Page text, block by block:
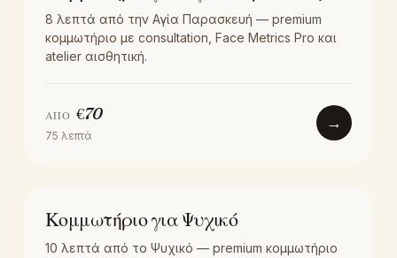
8 λεπτά από την Αγία Παρασκευή — premium
κομμωτήριο με consultation, Face Metrics Pro και
atelier αισθητική.
ΑΠΌ €70
75 λεπτά
→
LOCATION
Κομμωτήριο για Ψυχικό
10 λεπτά από το Ψυχικό — premium κομμωτήριο